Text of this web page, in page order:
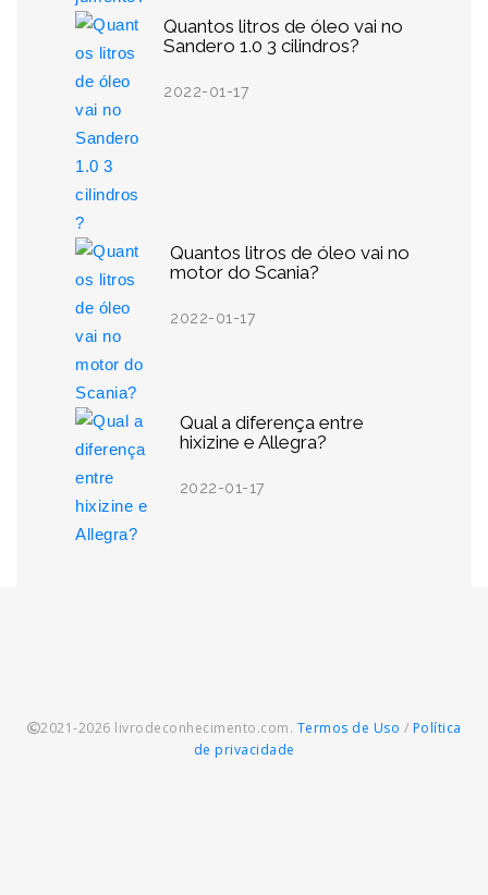
Quantos litros de óleo vai no
Sandero 1.0 3 cilindros?
2022-01-17
Quantos litros de óleo vai no
motor do Scania?
2022-01-17
Qual a diferença entre
hixizine e Allegra?
2022-01-17
2021-2026 livrodeconhecimento.com. Termos de Uso / Política
de privacidade